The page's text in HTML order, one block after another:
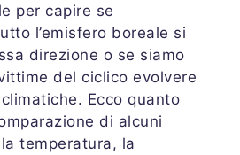
per capire se
l’emisfero boreale si
direzione o se siamo
del ciclico evolvere
Ecco quanto
di alcuni
temperatura, la